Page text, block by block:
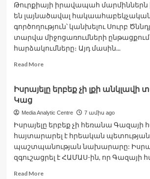
անվտանգության
համաձայնագիր
ստորագրել.
i24
Թուրքիայի իրավապահ
են լայնածավալ
գործողություն՝ կանխելու Սուրբ
տարվա միջոցառումների
հարձակումները։ Այդ մասին...
Read MoreRead
Թուրքիայում
գործողություն
իրականացվել՝
կանխելու
Սուրբ
Ծննդյան
ընթացքում
Իսրայելը երբեք չի լքի անկլավի
Կաց
Media Analytic Centre 7 ամիս ago
Իսրայելը երբեք չի հեռանա Գազայի
հայտարարել է հրեական պետության
պաշտպանության նախարարը:
զգուշացրել է ՀԱՄԱՍ-ին, որ Գազայի
Read MoreRead